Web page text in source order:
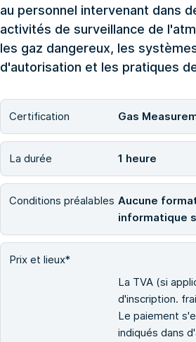
au personnel intervenant dans
activités de surveillance de
les gaz dangereux, les
d'autorisation et les pratiques
Certification Gas
La durée 1 heure
Conditions préalables Aucune
informatique
Prix et lieux*
La TVA (si
d'inscription.
Le paiement
indiqués dans